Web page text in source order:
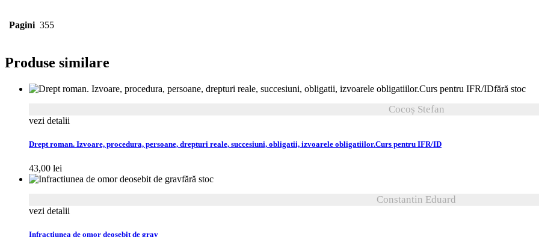
Pagini 355
Produse similare
fără stoc
Cocoș Stefan
vezi detalii
Drept roman. Izvoare, procedura, persoane, drepturi reale, succesiuni, obligatii, izvoarele obligatiilor.Curs pentru IFR/ID
43,00 lei
fără stoc
Constantin Eduard
vezi detalii
Infractiunea de omor deosebit de grav